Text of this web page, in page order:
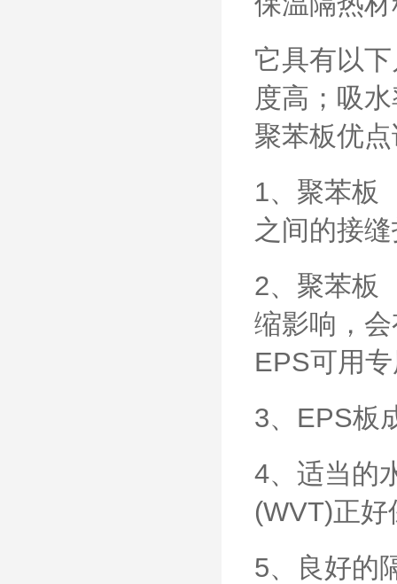
它具有以
度高；吸
聚苯板优
1、聚苯板
之间的接
2、聚苯板
缩影响，
EPS可用
3、EPS板
4、适当的
(WVT)正
5、良好的